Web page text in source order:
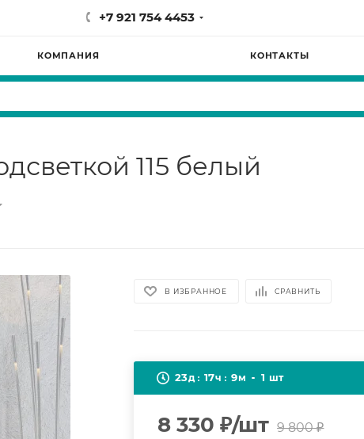
+7 921 754 4453
КОМПАНИЯ КОНТАКТЫ
115 белый
В ИЗБРАННОЕ СРАВНИТЬ
23д 17ч 9м 1 шт
8 330 ₽/шт 9 800₽